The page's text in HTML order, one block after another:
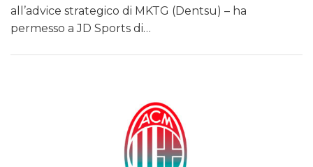
all’advice strategico di MKTG (Dentsu) – ha
permesso a JD Sports di…